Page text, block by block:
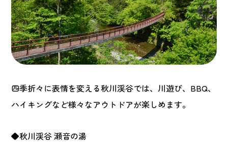
四季折々に表情を変える秋川渓谷では、川遊び、BBQ、
ハイキングなど様々なアウトドアが楽しめます。
◆秋川渓谷 瀬音の湯